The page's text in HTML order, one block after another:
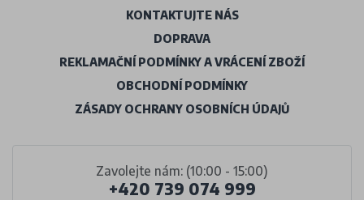
Zavolejte nám: (10:00 - 15:00)
+420 739 074 999
KONTAKTUJTE NÁS
DOPRAVA
REKLAMAČNÍ PODMÍNKY A VRÁCENÍ ZBOŽÍ
OBCHODNÍ PODMÍNKY
ZÁSADY OCHRANY OSOBNÍCH ÚDAJŮ